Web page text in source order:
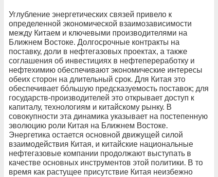
Углубление энергетических связей привело к
определенной экономической взаимозависимости
между Китаем и ключевыми производителями на
Ближнем Востоке. Долгосрочные контракты на
поставку, доли в нефтегазовых проектах, а также
соглашения об инвестициях в нефтепереработку и
нефтехимию обеспечивают экономические интересы
обеих сторон на длительный срок. Для Китая это
обеспечивает бóльшую предсказуемость поставок; для
государств-­производителей это открывает доступ к
капиталу, технологиям и китайскому рынку. В
совокупности эта динамика указывает на постепенную
эволюцию роли Китая на Ближнем Востоке.
Энергетика остается основной движущей силой
взаимодействия Китая, и китайские национальные
нефтегазовые компании продолжают выступать в
качестве основных инструментов этой политики. В то
время как растущее присутствие Китая неизбежно